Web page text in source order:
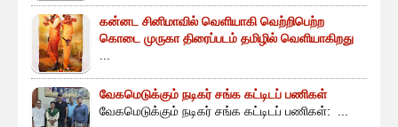
கன்னட சினிமாவில் வெளியாகி வெற்றிபெற்ற
கொடை முருகா திரைப்படம் தமிழில் வெளியாகிறது
வேகமெடுக்கும் நடிகர் சங்க கட்டிடப் பணிகள்
வேகமெடுக்கும் நடிகர் சங்க கட்டிடப் பணிகள்: ...